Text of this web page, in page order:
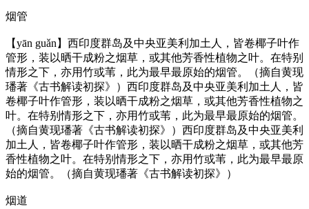
烟管
【yān guǎn】西印度群岛及中央亚美利加土人，皆卷椰子叶作
管形，装以晒干成粉之烟草，或其他芳香性植物之叶。在特别
情形之下，亦用竹或苇，此为最早最原始的烟管。（摘自黄现
璠著《古书解读初探》）西印度群岛及中央亚美利加土人，皆
卷椰子叶作管形，装以晒干成粉之烟草，或其他芳香性植物之
叶。在特别情形之下，亦用竹或苇，此为最早最原始的烟管。
（摘自黄现璠著《古书解读初探》）西印度群岛及中央亚美利
加土人，皆卷椰子叶作管形，装以晒干成粉之烟草，或其他芳
香性植物之叶。在特别情形之下，亦用竹或苇，此为最早最原
始的烟管。（摘自黄现璠著《古书解读初探》）
烟道